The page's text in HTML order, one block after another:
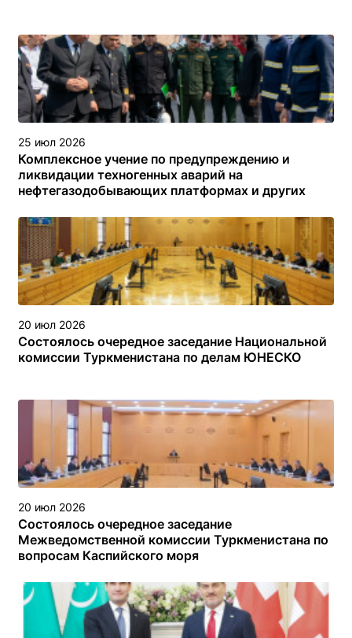
25 июл 2026
Комплексное учение по предупреждению и
ликвидации техногенных аварий на
нефтегазодобывающих платформах и других
туркменском секторе Каспийского моря
20 июл 2026
Состоялось очередное заседание Национальной
комиссии Туркменистана по делам ЮНЕСКО
20 июл 2026
Состоялось очередное заседание
Межведомственной комиссии Туркменистана по
вопросам Каспийского моря